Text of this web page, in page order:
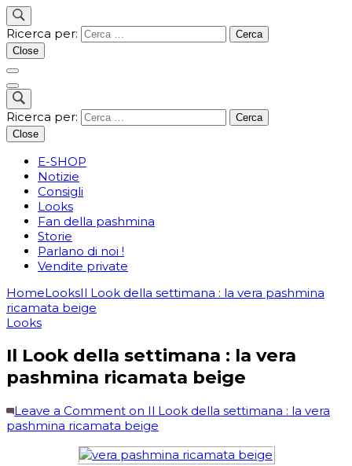
Ricerca per:
Close
Ricerca per:
Close
E-SHOP
Notizie
Consigli
Looks
Fan della pashmina
Storie
Parlano di noi !
Vendite private
HomeLooksIl Look della settimana : la vera pashmina
ricamata beige
Looks
Il Look della settimana : la vera
pashmina ricamata beige
Leave a Comment on Il Look della settimana : la vera
pashmina ricamata beige